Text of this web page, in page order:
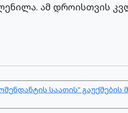
ამ დროისთვის
საათის”